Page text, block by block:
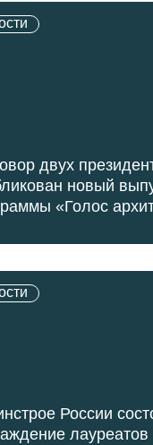
двух
новый
«Голос
России
лауреатов